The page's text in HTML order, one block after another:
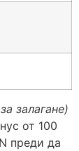
залагане)
от 100
преди да